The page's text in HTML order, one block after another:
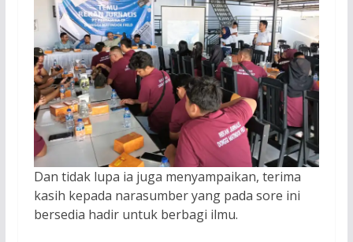
Dan tidak lupa ia juga menyampaikan, terima
kasih kepada narasumber yang pada sore ini
bersedia hadir untuk berbagi ilmu.